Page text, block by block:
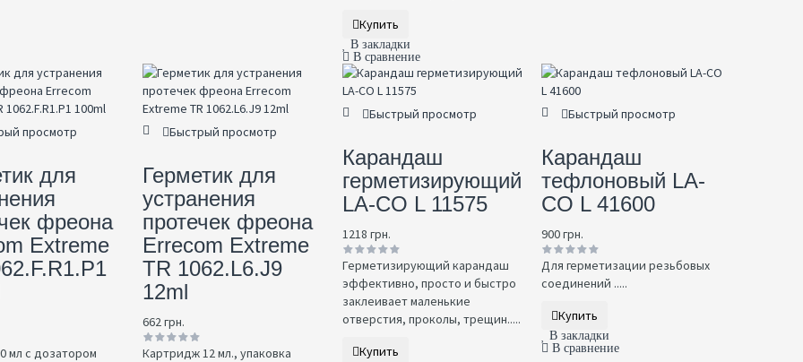
Купить
В закладки
В сравнение
просмотр
для
фреона
Extreme
мл с дозатором
Быстрый просмотр
Герметик для
устранения
протечек фреона
Errecom Extreme
TR 1062.L6.J9
12ml
662 грн.
Картридж 12 мл., упаковка
Быстрый просмотр
Карандаш
герметизирующий
LA-CO L 11575
1218 грн.
Герметизирующий карандаш
эффективно, просто и быстро
заклеивает маленькие
отверстия, проколы, трещин.....
Купить
Быстрый просмотр
Карандаш
тефлоновый LA-
CO L 41600
900 грн.
Для герметизации резьбовых
соединений .....
Купить
В закладки
В сравнение